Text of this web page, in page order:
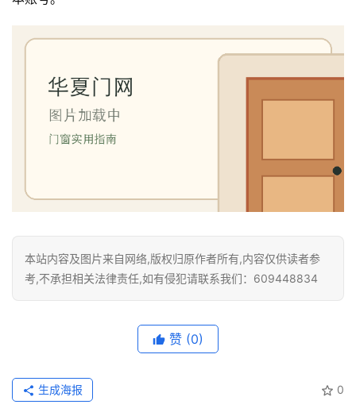
门
们
本站内容及图片来自网络,版权归原作者所有,内容仅供读者参
考,不承担相关法律责任,如有侵犯请联系我们：609448834
赞 (0)
0
生成海报